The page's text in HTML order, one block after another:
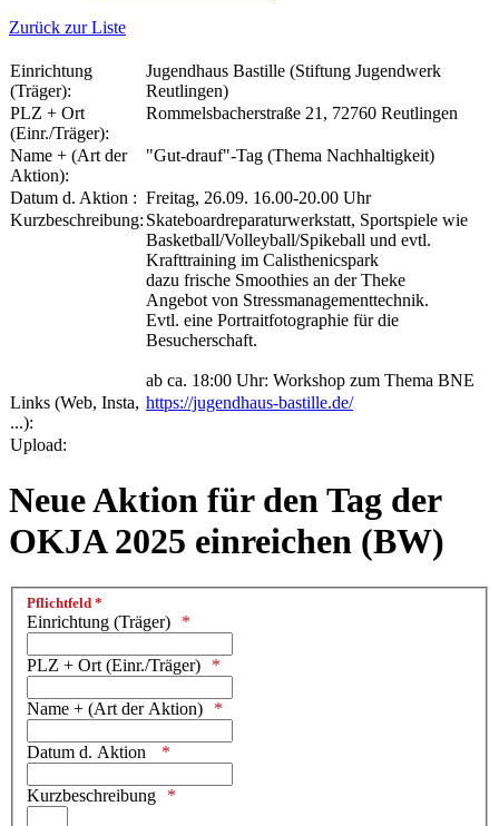
Zurück zur Liste
Einrichtung
(Träger):
Jugendhaus Bastille (Stiftung Jugendwerk
Reutlingen)
PLZ + Ort
(Einr./Träger):
Rommelsbacherstraße 21, 72760 Reutlingen
Name + (Art der
Aktion):
"Gut-drauf"-Tag (Thema Nachhaltigkeit)
Datum d. Aktion : Freitag, 26.09. 16.00-20.00 Uhr
Kurzbeschreibung: Skateboardreparaturwerkstatt, Sportspiele wie
Basketball/Volleyball/Spikeball und evtl.
Krafttraining im Calisthenicspark
dazu frische Smoothies an der Theke
Angebot von Stressmanagementtechnik.
Evtl. eine Portraitfotographie für die
Besucherschaft.
ab ca. 18:00 Uhr: Workshop zum Thema BNE
Links (Web, Insta,
...):
https://jugendhaus-bastille.de/
Upload:
Neue Aktion für den Tag der
OKJA 2025 einreichen (BW)
Pflichtfeld *
Einrichtung (Träger)
PLZ + Ort (Einr./Träger)
Name + (Art der Aktion)
Datum d. Aktion
Kurzbeschreibung